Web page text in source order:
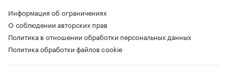
Информация об ограничениях
О соблюдении авторских прав
Политика в отношении обработки персональных данных
Политика обработки файлов cookie